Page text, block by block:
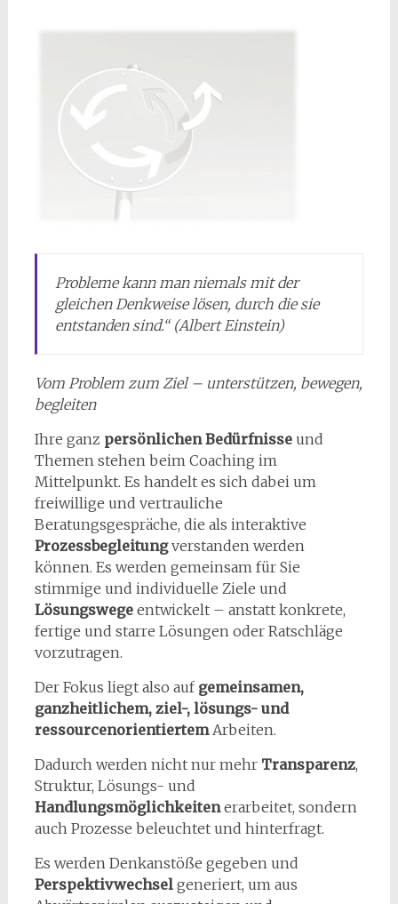
Probleme kann man niemals mit der
gleichen Denkweise lösen, durch die sie
entstanden sind.“ (Albert Einstein)
Vom Problem zum Ziel – unterstützen, bewegen,
begleiten
Ihre ganz persönlichen Bedürfnisseund
Themen stehen beim Coaching im
Mittelpunkt. Es handelt es sich dabei um
freiwillige und vertrauliche
Beratungsgespräche, die als interaktive
Prozessbegleitungverstanden werden
können. Es werden gemeinsam für Sie
stimmige und individuelle Ziele und
Lösungswegeentwickelt – anstatt konkrete,
fertige und starre Lösungen oder Ratschläge
vorzutragen.
Der Fokus liegt also auf gemeinsamen,
ganzheitlichem, ziel-, lösungs- und
ressourcenorientiertemArbeiten.
Dadurch werden nicht nur mehr Transparenz,
Struktur, Lösungs- und
Handlungsmöglichkeitenerarbeitet, sondern
auch Prozesse beleuchtet und hinterfragt.
Es werden Denkanstöße gegeben und
Perspektivwechselgeneriert, um aus